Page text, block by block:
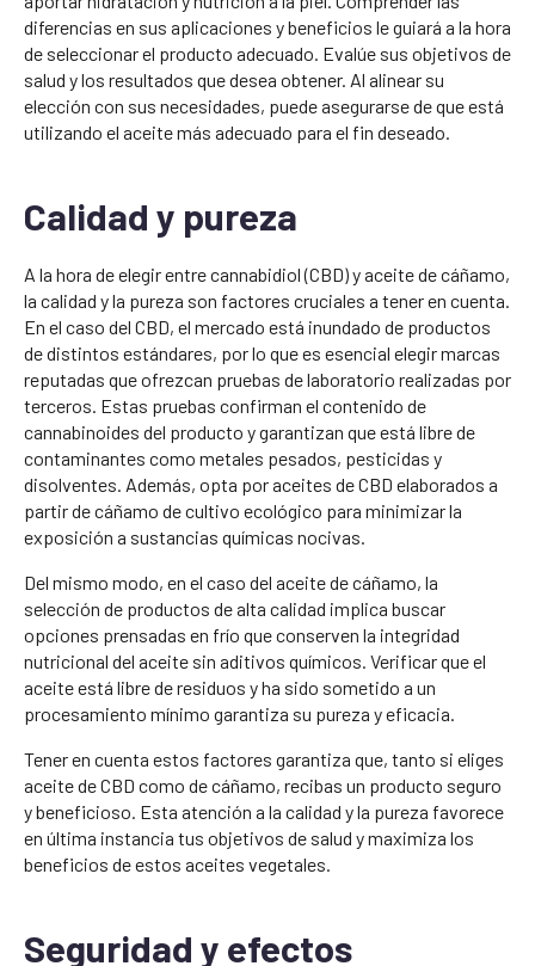
diferencias en sus aplicaciones y beneficios le guiará a la hora
de seleccionar el producto adecuado. Evalúe sus objetivos de
salud y los resultados que desea obtener. Al alinear su
elección con sus necesidades, puede asegurarse de que está
utilizando el aceite más adecuado para el fin deseado.
Calidad y pureza
A la hora de elegir entre cannabidiol (CBD) y aceite de cáñamo,
la calidad y la pureza son factores cruciales a tener en cuenta.
En el caso del CBD, el mercado está inundado de productos
de distintos estándares, por lo que es esencial elegir marcas
reputadas que ofrezcan pruebas de laboratorio realizadas por
terceros. Estas pruebas confirman el contenido de
cannabinoides del producto y garantizan que está libre de
contaminantes como metales pesados, pesticidas y
disolventes. Además, opta por aceites de CBD elaborados a
partir de cáñamo de cultivo ecológico para minimizar la
exposición a sustancias químicas nocivas.
Del mismo modo, en el caso del aceite de cáñamo, la
selección de productos de alta calidad implica buscar
opciones prensadas en frío que conserven la integridad
nutricional del aceite sin aditivos químicos. Verificar que el
aceite está libre de residuos y ha sido sometido a un
procesamiento mínimo garantiza su pureza y eficacia.
Tener en cuenta estos factores garantiza que, tanto si eliges
aceite de CBD como de cáñamo, recibas un producto seguro
y beneficioso. Esta atención a la calidad y la pureza favorece
en última instancia tus objetivos de salud y maximiza los
beneficios de estos aceites vegetales.
Seguridad y efectos